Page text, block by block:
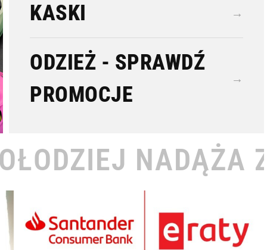
KASKI →
ODZIEŻ - SPRAWDŹ
PROMOCJE
→
ZA TOBĄ •